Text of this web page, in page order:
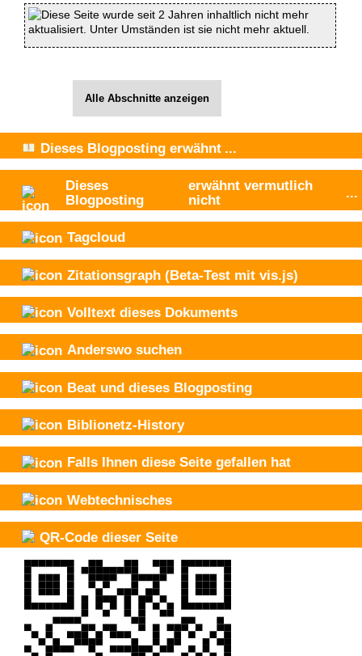
Diese Seite wurde seit 2 Jahren inhaltlich nicht mehr
aktualisiert. Unter Umständen ist sie nicht mehr aktuell.
Alle Abschnitte anzeigen
Dieses Blogposting erwähnt ...
Dieses
Blogposting
erwähnt vermutlich
nicht
...
Tagcloud
Zitationsgraph (Beta-Test mit vis.js)
Volltext dieses Dokuments
Anderswo suchen
Beat und dieses Blogposting
Biblionetz-History
Falls Ihnen diese Seite gefallen hat
Webtechnisches
QR-Code dieser Seite